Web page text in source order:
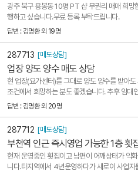
광주 북구 용봉동 10평 PT 샵 무권리 매매 희망
행하고 싶습니다.무료 등록 부탁드립니다.
답변 : 김명환 외 19명
287713 [매도상담]
업장 양도 양수 매도 상담
현 업장(요가센터)를 그대로 양도 양수를 받아
조건에서 희망하는 분도 좋겠습니다. 추후 임대
승은 크게 걱정하지 않아도 되겠습니다. 아래
답변 : 김명환 외 20명
287712 [매도상담]
부천역 인근 즉시영업 가능한 1층 횟
현재 운영중인 횟집이고 남편이 어깨상태가 악
니다.타지역에서 4년운영하다가 새로이 사업